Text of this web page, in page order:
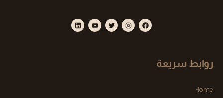
روابط سريعة
Home